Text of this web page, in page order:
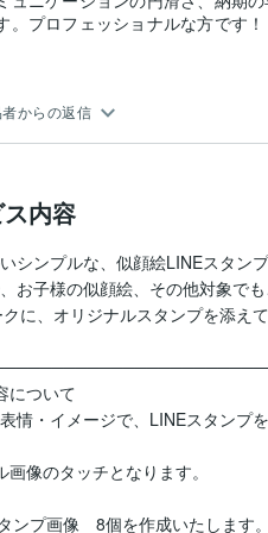
。プロフェッショナルな方です！
からの返信
内容
シンプルな、似顔絵LINEスタン
お子様の似顔絵、その他対象でも
に、オリジナルスタンプを添え
について
情・イメージで、LINEスタンプ
画像のタッチとなります。
ンプ画像　8個を作成いたします。